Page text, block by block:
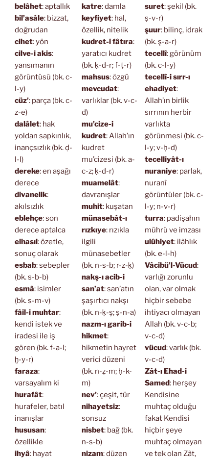
belâhet: aptallık
bil’asâle: bizzat,
doğrudan
cihet: yön
cilve-i akis:
yansımanın
görüntüsü (bk. c-
l-y)
cüz’: parça (bk. c-
z-e)
dalâlet: hak
yoldan sapkınlık,
inançsızlık (bk. ḍ-
l-l)
dereke: en aşağı
derece
divanelik:
akılsızlık
eblehçe: son
derece aptalca
elhasıl : özetle,
sonuç olarak
esbab: sebepler
(bk. s-b-b)
esmâ: isimler
(bk. s-m-v)
fâil-i muhtar:
kendi istek ve
iradesi ile iş
gören (bk. f-a-l;
ḫ-y-r)
faraza:
varsayalım ki
hurafât:
hurafeler, batıl
inanışlar
hususan:
özellikle
ihyâ: hayat
katre: damla
keyfiyet: hal,
özellik, nitelik
kudret-i fâtıra:
yaratıcı kudret
(bk. ḳ-d-r; f-ṭ-r)
mahsus: özgü
mevcudat:
varlıklar (bk. v-c-
d)
mu’cize-i
kudret: Allah’ın
kudret
mu’cizesi (bk. a-
c-z; ḳ-d-r)
muamelât:
davranışlar
muhit: kuşatan
münasebât-ı
rızkıye: rızıkla
ilgili
münasebetler
(bk. n-s-b; r-z-ḳ)
nakş-ı acib-i
san’at: san’atın
şaşırtıcı nakşı
(bk. n-ḳ-ş; ṣ-n-a)
nazm-ı garib-i
hikmet:
hikmetin hayret
verici düzeni
(bk. n-ẓ-m; ḥ-k-
m)
nev’: çeşit, tür
nihayetsiz:
sonsuz
nisbet: bağ (bk.
n-s-b)
nizam: düzen
suret: şekil (bk.
ṣ-v-r)
şuur: bilinç, idrak
(bk. ş-a-r)
tecellî: görünüm
(bk. c-l-y)
tecellî-i sırr-ı
ehadiyet:
Allah’ın birlik
sırrının herbir
varlıkta
görünmesi (bk. c-
l-y; v-ḥ-d)
tecelliyât-ı
nuraniye: parlak,
nuranî
görüntüler (bk. c-
l-y; n-v-r)
turra: padişahın
mührü ve imzası
ulûhiyet: ilâhlık
(bk. e-l-h)
Vâcibü’l-Vücud:
varlığı zorunlu
olan, var olmak
hiçbir sebebe
ihtiyacı olmayan
Allah (bk. v-c-b;
v-c-d)
vücud: varlık (bk.
v-c-d)
Zât-ı Ehad-i
Samed: herşey
Kendisine
muhtaç olduğu
fakat Kendisi
hiçbir şeye
muhtaç olmayan
ve tek olan Zât,